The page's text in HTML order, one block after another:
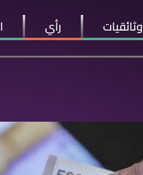
وثائقيات رأي